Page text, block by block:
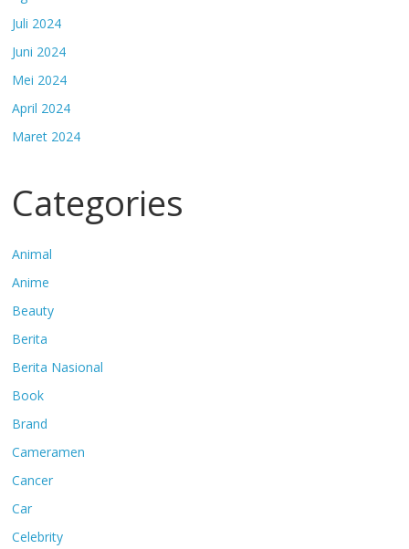
Juli 2024
Juni 2024
Mei 2024
April 2024
Maret 2024
Categories
Animal
Anime
Beauty
Berita
Berita Nasional
Book
Brand
Cameramen
Cancer
Car
Celebrity